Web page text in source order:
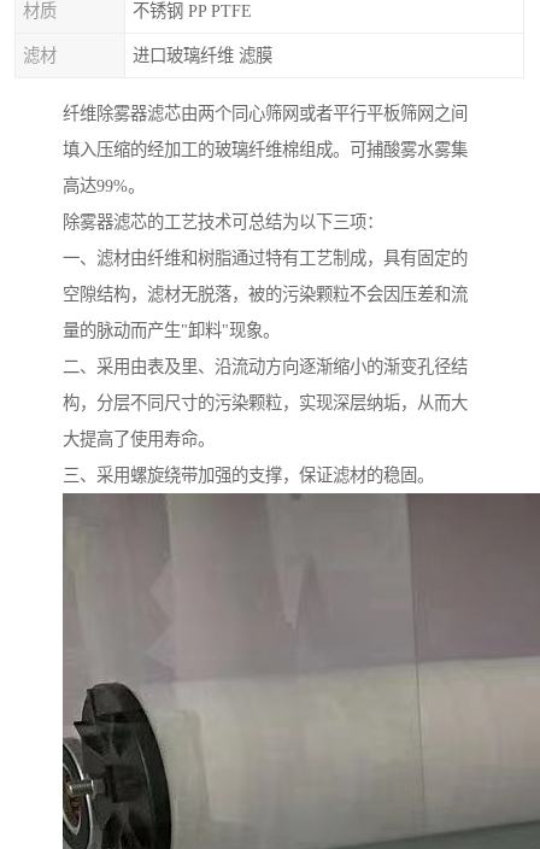
材质 不锈钢 PP PTFE
滤材 进口玻璃纤维 滤膜
纤维除雾器滤芯由两个同心筛网或者平行平板筛网之间
填入压缩的经加工的玻璃纤维棉组成。可捕酸雾水雾集
高达99%。
除雾器滤芯的工艺技术可总结为以下三项：
一、滤材由纤维和树脂通过特有工艺制成，具有固定的
空隙结构，滤材无脱落，被的污染颗粒不会因压差和流
量的脉动而产生"卸料"现象。
二、采用由表及里、沿流动方向逐渐缩小的渐变孔径结
构，分层不同尺寸的污染颗粒，实现深层纳垢，从而大
大提高了使用寿命。
三、采用螺旋绕带加强的支撑，保证滤材的稳固。